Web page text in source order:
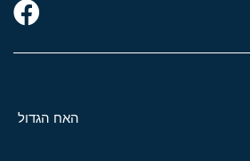
האח הגדול